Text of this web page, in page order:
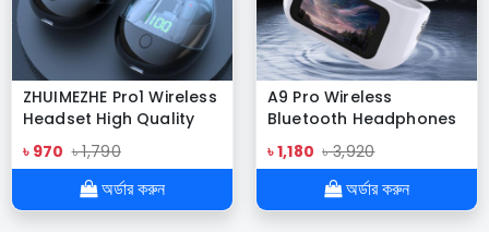
ZHUIMEZHE Pro1 Wireless
Headset High Quality
Bluetooth Headphone
৳ 970 ৳ 1,790
অর্ডার করুন
A9 Pro Wireless
Bluetooth Headphones
Original Earphone ANC
Noise Reduction
Headset LED Touch
Screen Earbuds
৳ 1,180 ৳ 3,920
অর্ডার করুন